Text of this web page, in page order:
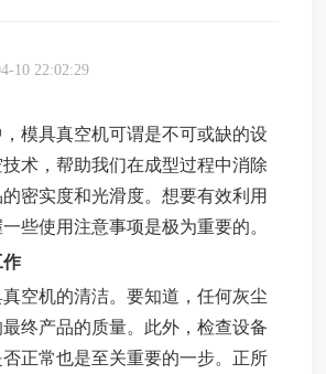
10 22:02:29
模具真空机可谓是不可或缺的设
术，帮助我们在成型过程中消除
密实度和光滑度。想要有效利用
些使用注意事项是极为重要的。
作
空机的清洁。要知道，任何灰尘
终产品的质量。此外，检查设备
正常也是至关重要的一步。正所